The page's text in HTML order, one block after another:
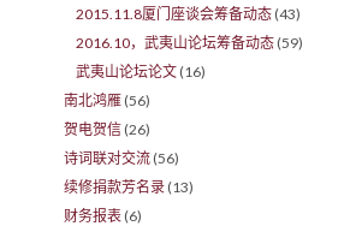
2015.11.8厦门座谈会筹备动态 (43)
2016.10，武夷山论坛筹备动态 (59)
武夷山论坛论文 (16)
南北鸿雁 (56)
贺电贺信 (26)
诗词联对交流 (56)
续修捐款芳名录 (13)
财务报表 (6)